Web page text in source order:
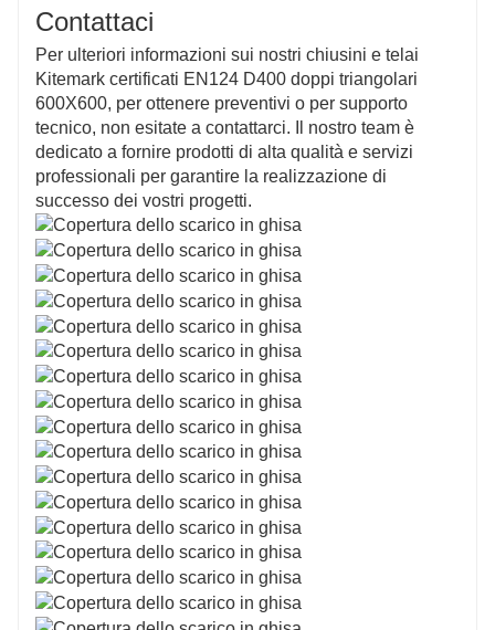
Contattaci
Per ulteriori informazioni sui nostri chiusini e telai
Kitemark certificati EN124 D400 doppi triangolari
600X600, per ottenere preventivi o per supporto
tecnico, non esitate a contattarci. Il nostro team è
dedicato a fornire prodotti di alta qualità e servizi
professionali per garantire la realizzazione di
successo dei vostri progetti.